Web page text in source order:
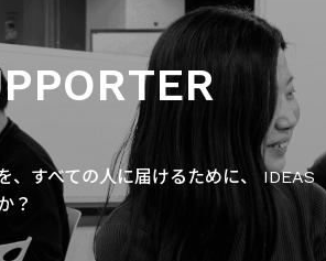
、すべての人に届けるために、 IDEAS
？